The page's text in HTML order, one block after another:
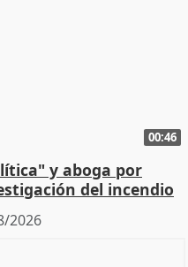
00:46
y aboga por
del incendio
2026